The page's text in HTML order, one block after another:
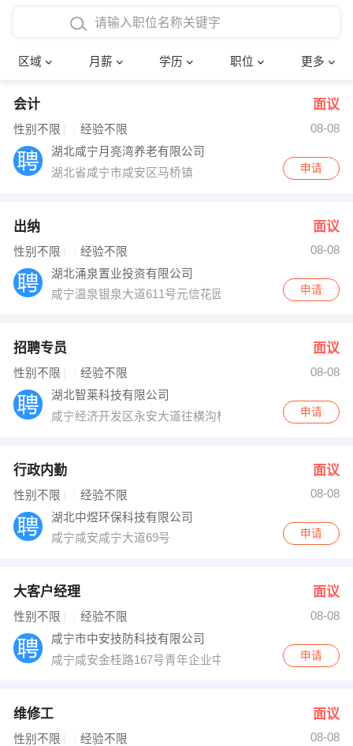
区域 月薪 学历 职位 更多
4000-5000元
8000-12000元
12000-20000元
博士
文员
财务会计
网络IT
快递员
收银员 技术员/工程师
出纳
编辑
跟单
其他职位
确定
会计 面议
性别不限 经验不限
08-08
湖北咸宁月亮湾养老有限公司
湖北省咸宁市咸安区马桥镇
申请
出纳 面议
性别不限 经验不限
08-08
湖北涌泉置业投资有限公司
咸宁温泉银泉大道611号元信花园
申请
招聘专员 面议
性别不限 经验不限
08-08
湖北智莱科技有限公司
咸宁经济开发区永安大道往横沟桥方向与咸通高速交接处
申请
行政内勤 面议
性别不限 经验不限
08-08
湖北中煜环保科技有限公司
咸宁咸安咸宁大道69号
申请
大客户经理 面议
性别不限 经验不限
08-08
咸宁市中安技防科技有限公司
咸宁咸安金桂路167号青年企业中心
申请
维修工 面议
性别不限 经验不限
08-08